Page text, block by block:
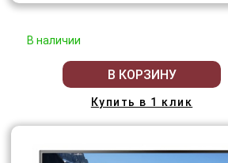
В наличии
В КОРЗИНУ
Купить в 1 клик